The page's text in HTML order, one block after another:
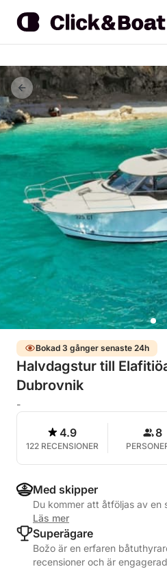
Bokad 3 gånger senaste 24h
Halvdagstur till
Dubrovnik
-
4.9
122 RECENSIONER
8
Med skipper
Du kommer att åtföljas av en
Läs mer
Superägare
Božo är en erfaren
recensioner och är